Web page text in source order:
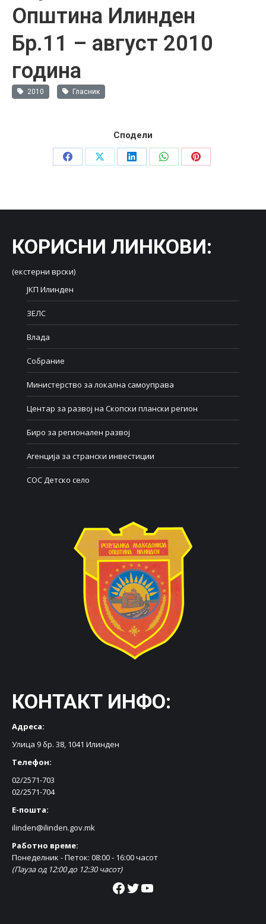
Општина Илинден
Бр.11 – август 2010
година
2010 Гласник
Сподели
Share
Share
Share
Share
Share
КОРИСНИ ЛИНКОВИ:
(екстерни врски)
ЈКП Илинден
ЗЕЛС
Влада
Собрание
Министерство за локална самоуправа
Центар за развој на Скопски плански регион
Биро за регионален развој
Агенција за странски инвестиции
СОС Детско село
КОНТАКТ ИНФО:
Адреса:
Улица 9 бр. 38, 1041 Илинден
Телефон:
02/2571-703
02/2571-704
Е-пошта:
ilinden@ilinden.gov.mk
Работно време:
Понеделник - Петок: 08:00 - 16:00 часот
(Пауза од 12:00 до 12:30 часот)
Facebook Twitter YouTube